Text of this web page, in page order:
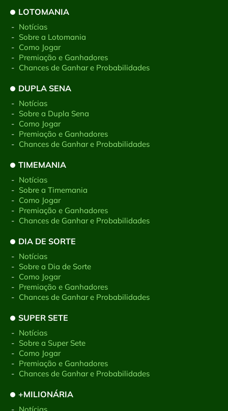
LOTOMANIA
- Notícias
- Sobre a Lotomania
- Como Jogar
- Premiação e Ganhadores
- Chances de Ganhar e Probabilidades
DUPLA SENA
- Notícias
- Sobre a Dupla Sena
- Como Jogar
- Premiação e Ganhadores
- Chances de Ganhar e Probabilidades
TIMEMANIA
- Notícias
- Sobre a Timemania
- Como Jogar
- Premiação e Ganhadores
- Chances de Ganhar e Probabilidades
DIA DE SORTE
- Notícias
- Sobre a Dia de Sorte
- Como Jogar
- Premiação e Ganhadores
- Chances de Ganhar e Probabilidades
SUPER SETE
- Notícias
- Sobre a Super Sete
- Como Jogar
- Premiação e Ganhadores
- Chances de Ganhar e Probabilidades
+MILIONÁRIA